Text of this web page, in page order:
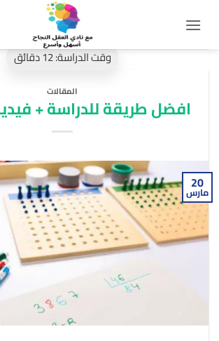
المقالات
افضل طريقة للدراسة +
20
مارس